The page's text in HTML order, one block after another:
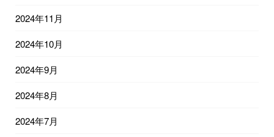
2024年11月
2024年10月
2024年9月
2024年8月
2024年7月